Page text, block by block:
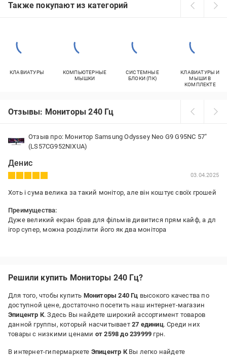
Также покупают из категорий
КЛАВИАТУРЫ
КОМПЬЮТЕРНЫЕ
МЫШКИ
СИСТЕМНЫЕ
БЛОКИ (ПК)
КЛАВИАТУРЫ И
МЫШИ В
КОМПЛЕКТЕ
Отзывы: Мониторы 240 Гц
Отзыв про: Монитор Samsung Odyssey Neo G9 G95NC 57"
(LS57CG952NIXUA)
Денис
03.04.2025
Хоть і сума велика за такий монітор, але він коштує своїх грошей
Преимущества:
Дуже великий екран брав для фільмів дивитися прям кайф, а дл
ігор супер, можна розділити його як два монітора
Решили купить Мониторы 240 Гц?
Для того, чтобы купить Мониторы 240 Гц высокого качества по
доступной цене, достаточно посетить наш интернет-магазин
Эпицентр К. Здесь Вы найдете широкий ассортимент товаров
данной группы, который насчитывает 27 единиц. Среди них
товары с низкими ценами от 2598 до 239999 грн.
В интернет-гипермаркете Эпицентр КВы легко найдете